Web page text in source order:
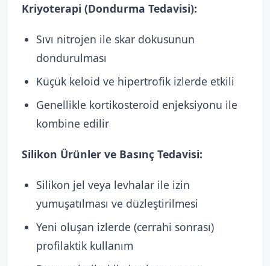
Kriyoterapi (Dondurma Tedavisi):
Sıvı nitrojen ile skar dokusunun
dondurulması
Küçük keloid ve hipertrofik izlerde etkili
Genellikle kortikosteroid enjeksiyonu ile
kombine edilir
Silikon Ürünler ve Basınç Tedavisi:
Silikon jel veya levhalar ile izin
yumuşatılması ve düzleştirilmesi
Yeni oluşan izlerde (cerrahi sonrası)
profilaktik kullanım